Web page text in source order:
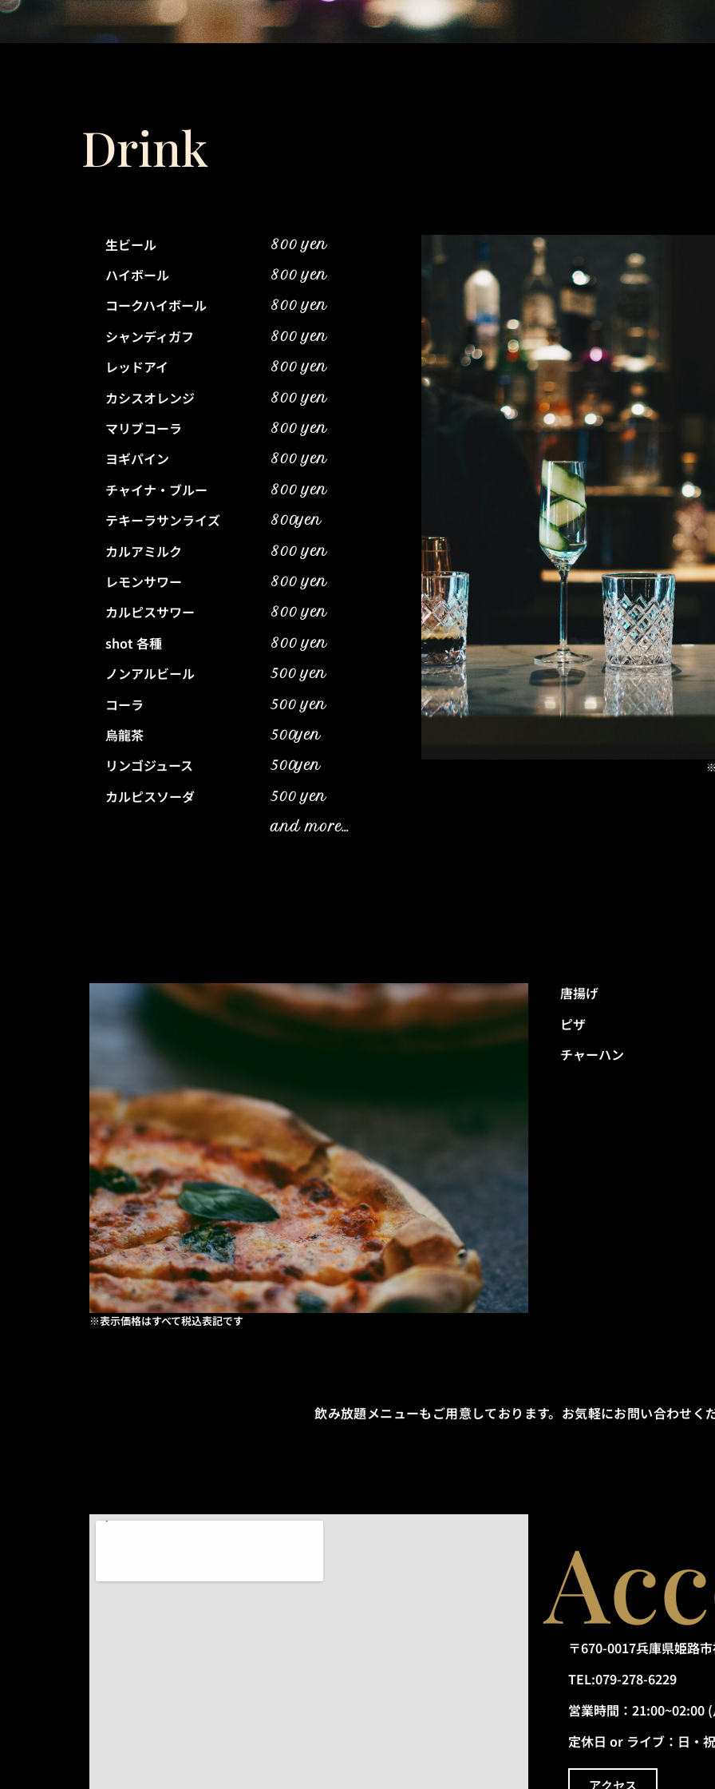
Drink
生ビール
ハイボール
コークハイボール
シャンディガフ
レッドアイ
カシスオレンジ
マリブコーラ
ヨギパイン
チャイナ・ブルー
テキーラサンライズ
カルアミルク
レモンサワー
カルピスサワー
shot 各種
ノンアルビール
コーラ
烏龍茶
リンゴジュース
カルピスソーダ
800 yen
800 yen
800 yen
800 yen
800 yen
800 yen
800 yen
800 yen
800 yen
800yen
800 yen
800 yen
800 yen
800 yen
500 yen
500 yen
500yen
500yen
500 yen
and more…
※表示価格はすべて税込表記です
唐揚げ
ピザ
チャーハン
飲み放題メニューもご用意しております。お気軽にお問い合わせく
〒670-0017兵庫県姫路
TEL:079-278-6229
営業時間：21:00~02:00
定休日 or ライブ：日・祝
アクセス